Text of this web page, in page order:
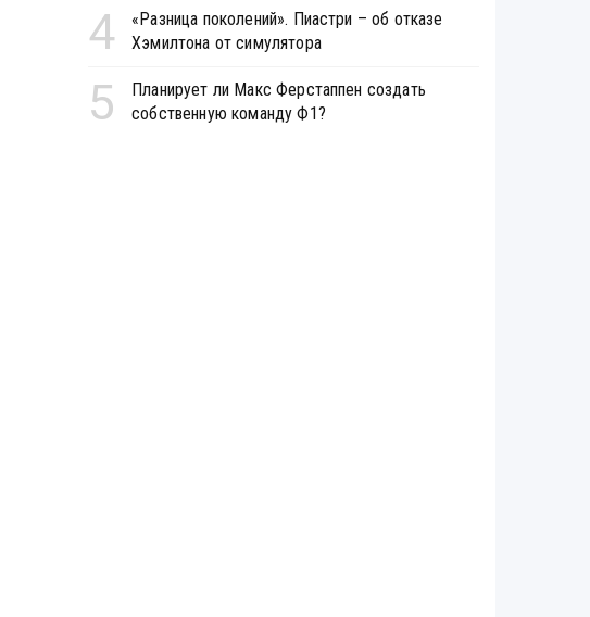
4
«Разница поколений». Пиастри – об отказе
Хэмилтона от симулятора
5
Планирует ли Макс Ферстаппен создать
собственную команду Ф1?